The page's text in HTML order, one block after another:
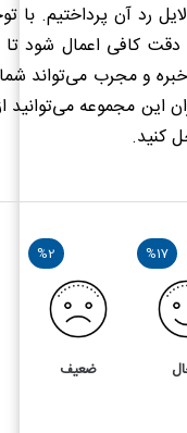
رد آن پرداختیم. با
دقت کافی اعمال شود
و مجرب می‌تواند شما
این مجموعه می‌توانید
کنید.
%17
%2
ضعیف